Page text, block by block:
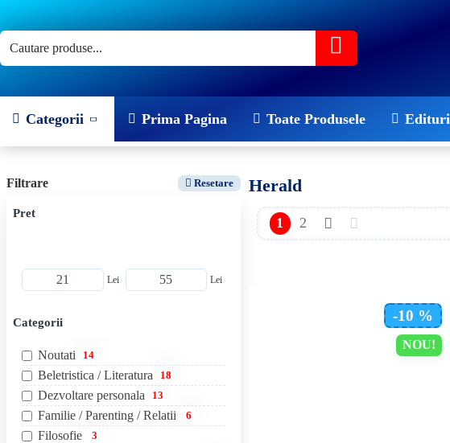
Categorii Prima Pagina Toate Produsele Edituri
Filtrare Resetare
Pret
Lei Lei
Categorii
Noutati 14
Beletristica / Literatura 18
Dezvoltare personala 13
Familie / Parenting / Relatii 6
Filosofie 3
Herald
1 2
NOU!
-10 %